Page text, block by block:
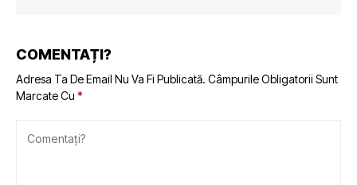
COMENTAȚI?
Adresa Ta De Email Nu Va Fi Publicată. Câmpurile Obligatorii Sunt
Marcate Cu *